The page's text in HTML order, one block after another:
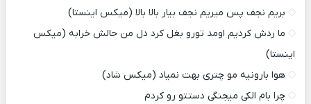
بریم نجف پس میریم نجف بیار بالا بالا (میکس اینستا)
ما ردش کردیم اومد تورو بغل کرد دل من حالش خرابه (میکس
اینستا)
هوا بارونیه مو چتری بهت نمیاد (میکس شاد)
چرا بام الکی میجنگی دستتو رو کردم